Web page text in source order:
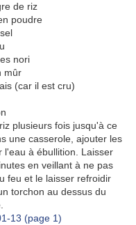
de riz
poudre
nori
mûr
(car il est cru)
plusieurs fois jusqu'à ce
une casserole, ajouter les
à ébullition. Laisser
en veillant à ne pas
feu et le laisser refroidir
torchon au dessus du